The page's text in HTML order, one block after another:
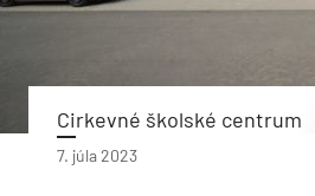
Cirkevné školské centrum
7. júla 2023